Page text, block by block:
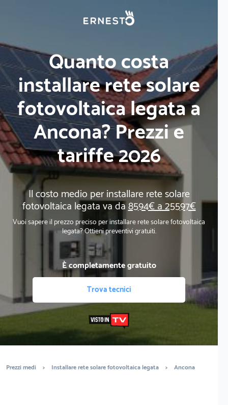
Quanto costa
installare rete solare
fotovoltaica legata a
Ancona? Prezzi e
tariffe 2026
Il costo medio per installare rete solare
fotovoltaica legata va da8594€ a 25597€
Vuoi sapere il prezzo preciso per installare rete solare fotovoltaica
legata? Ottieni preventivi gratuiti.
È completamente gratuito
Trova tecnici
Prezzi medi > Installare rete solare fotovoltaica legata > Ancona